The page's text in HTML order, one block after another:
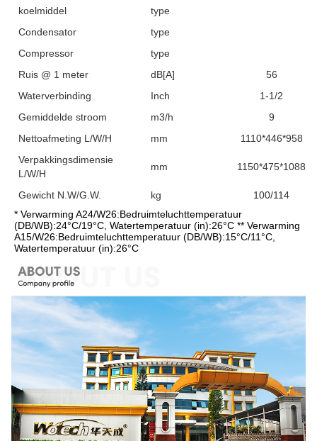
koelmiddel
type
Condensator
type
Compressor
type
Ruis @ 1 meter
dB[A]
56
Waterverbinding
Inch
1-1/2
Gemiddelde stroom
m3/h
9
Nettoafmeting L/W/H
mm
1110*446*958
Verpakkingsdimensie
L/W/H
mm 1150*475*1088
Gewicht N.W/G.W. kg
100/114
* Verwarming A24/W26:Bedruimteluchttemperatuur
(DB/WB):24°C/19°C, Watertemperatuur (in):26°C ** Verwarming
A15/W26:Bedruimteluchttemperatuur (DB/WB):15°C/11°C,
Watertemperatuur (in):26°C